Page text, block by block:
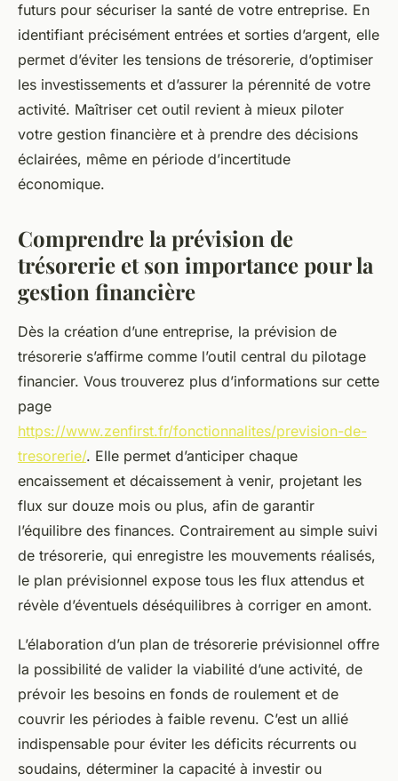
futurs pour sécuriser la santé de votre entreprise. En
identifiant précisément entrées et sorties d’argent, elle
permet d’éviter les tensions de trésorerie, d’optimiser
les investissements et d’assurer la pérennité de votre
activité. Maîtriser cet outil revient à mieux piloter
votre gestion financière et à prendre des décisions
éclairées, même en période d’incertitude
économique.
Comprendre la prévision de
trésorerie et son importance pour la
gestion financière
Dès la création d’une entreprise, la prévision de
trésorerie s’affirme comme l’outil central du pilotage
financier. Vous trouverez plus d’informations sur cette
page
https://www.zenfirst.fr/fonctionnalites/prevision-de-
tresorerie/. Elle permet d’anticiper chaque
encaissement et décaissement à venir, projetant les
flux sur douze mois ou plus, afin de garantir
l’équilibre des finances. Contrairement au simple suivi
de trésorerie, qui enregistre les mouvements réalisés,
le plan prévisionnel expose tous les flux attendus et
révèle d’éventuels déséquilibres à corriger en amont.
L’élaboration d’un plan de trésorerie prévisionnel offre
la possibilité de valider la viabilité d’une activité, de
prévoir les besoins en fonds de roulement et de
couvrir les périodes à faible revenu. C’est un allié
indispensable pour éviter les déficits récurrents ou
soudains, déterminer la capacité à investir ou